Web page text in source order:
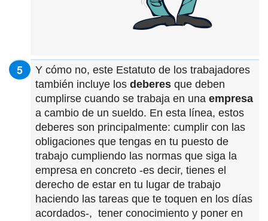
Y cómo no, este Estatuto de los trabajadores
también incluye los deberes que deben
cumplirse cuando se trabaja en una empresa
a cambio de un sueldo. En esta línea, estos
deberes son principalmente: cumplir con las
obligaciones que tengas en tu puesto de
trabajo cumpliendo las normas que siga la
empresa en concreto -es decir, tienes el
derecho de estar en tu lugar de trabajo
haciendo las tareas que te toquen en los días
acordados-, tener conocimiento y poner en